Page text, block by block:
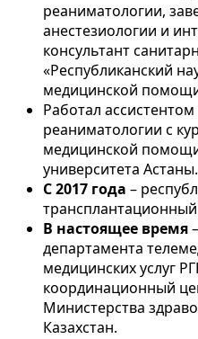
реаниматологии,
анестезиологии и
консультант
«Республиканский
медицинской
Работал
реаниматологии с
медицинской
университета Астаны.
С 2017 года –
В настоящее время
департамента
медицинских услуг
координационный
Министерства
Казахстан.